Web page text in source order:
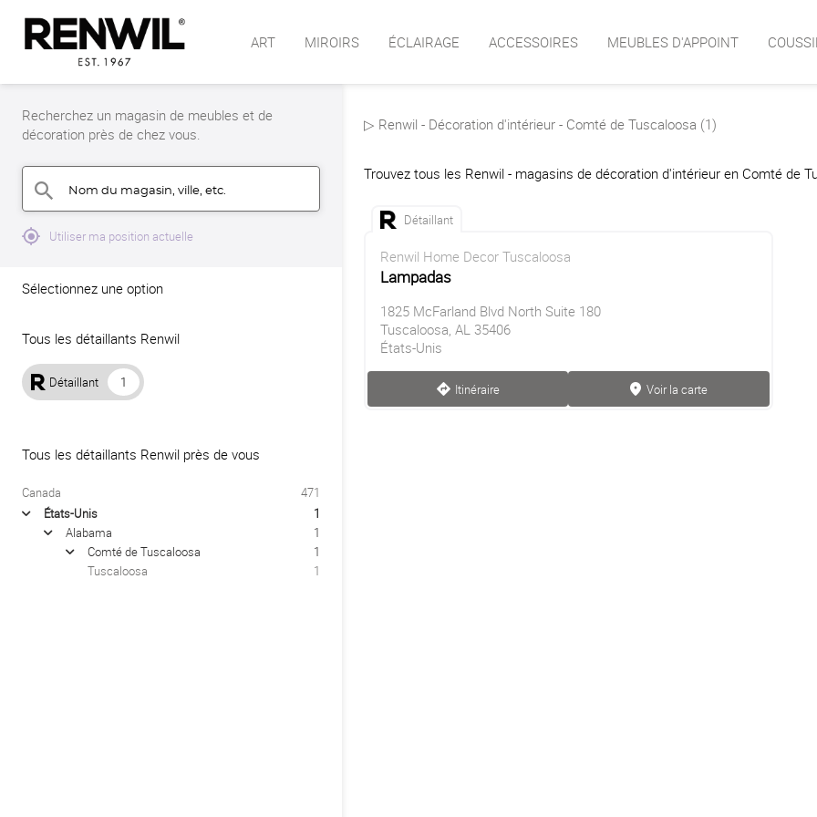
ART MIROIRS ÉCLAIRAGE ACCESSOIRES MEUBLES D'APPOINT
Recherchez un magasin de meubles et de
décoration près de chez vous.
search Nom du magasin, ville, etc.
mylocation Utiliser ma position actuelle
Sélectionnez une option
Tous les détaillants Renwil
1
Détaillant
Tous les détaillants Renwil près de vous
Canada 471
arrow États-Unis 1
arrow Alabama 1
arrow Comté de Tuscaloosa
1
Tuscaloosa
1
▷ Renwil - Décoration d'intérieur - Comté de Tuscaloosa (1)
Trouvez tous les Renwil - magasins de décoration d'intérieur en Comté de
Détaillant
Renwil Home Decor Tuscaloosa
Lampadas
1825 McFarland Blvd North Suite 180
Tuscaloosa, AL 35406
États-Unis
direction Itinéraire marker Voir la carte